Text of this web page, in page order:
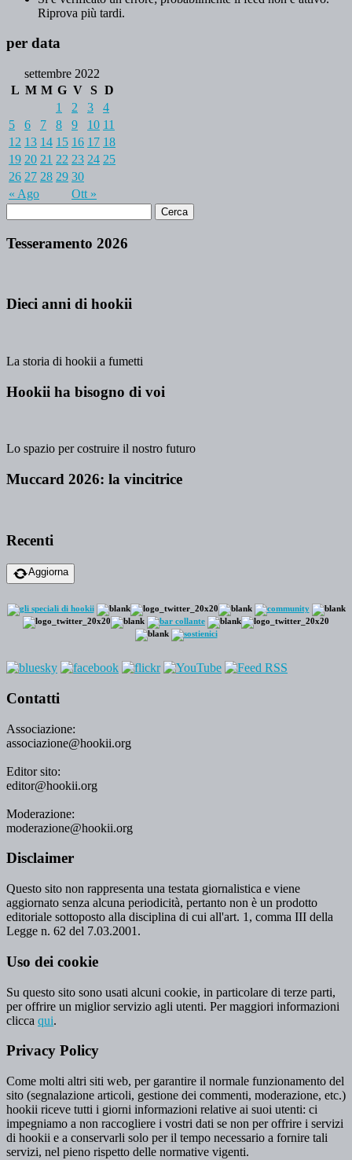
Riprova più tardi.
per data
settembre 2022
L M M G V S D
« Ago Ott »
1 2 3
4
5
6 7 8 9 10 11
12 13 14 15 16 17 18
19 20 21 22 23 24 25
26 27 28 29 30
Tesseramento 2026
Dieci anni di hookii
La storia di hookii a fumetti
Hookii ha bisogno di voi
Lo spazio per costruire il nostro futuro
Muccard 2026: la vincitrice
Recenti
Aggiorna
Contatti
Associazione:
associazione@hookii.org
Editor sito:
editor@hookii.org
Moderazione:
moderazione@hookii.org
Disclaimer
Questo sito non rappresenta una testata giornalistica e viene
aggiornato senza alcuna periodicità, pertanto non è un prodotto
editoriale sottoposto alla disciplina di cui all'art. 1, comma III della
Legge n. 62 del 7.03.2001.
Uso dei cookie
Su questo sito sono usati alcuni cookie, in particolare di terze parti,
per offrire un miglior servizio agli utenti. Per maggiori informazioni
clicca qui.
Privacy Policy
Come molti altri siti web, per garantire il normale funzionamento del
sito (segnalazione articoli, gestione dei commenti, moderazione, etc.)
hookii riceve tutti i giorni informazioni relative ai suoi utenti: ci
impegniamo a non raccogliere i vostri dati se non per offrire i servizi
di hookii e a conservarli solo per il tempo necessario a fornire tali
servizi, nel pieno rispetto delle normative vigenti.